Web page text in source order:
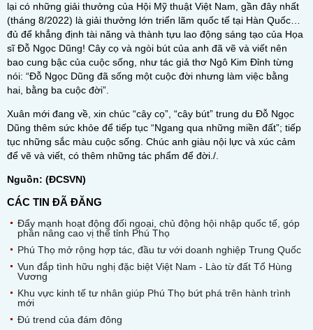
lại có những giải thưởng của Hội Mỹ thuật Việt Nam, gần đây nhất
(tháng 8/2022) là giải thưởng lớn triển lãm quốc tế tại Hàn Quốc…
đủ để khẳng định tài năng và thành tựu lao động sáng tạo của Họa
sĩ Đỗ Ngọc Dũng! Cây cọ và ngòi bút của anh đã vẽ và viết nên
bao cung bậc của cuộc sống, như tác giả thơ Ngô Kim Đỉnh từng
nói: “Đỗ Ngọc Dũng đã sống một cuộc đời nhưng làm việc bằng
hai, bằng ba cuộc đời”.
Xuân mới đang về, xin chúc “cây cọ”, “cây bút” trung du Đỗ Ngọc
Dũng thêm sức khỏe để tiếp tục “Ngang qua những miền đất”; tiếp
tục những sắc màu cuộc sống. Chúc anh giàu nội lực và xúc cảm
để vẽ và viết, có thêm những tác phẩm để đời./.
Nguồn: (ĐCSVN)
CÁC TIN ĐÃ ĐĂNG
Đẩy mạnh hoạt động đối ngoại, chủ động hội nhập quốc tế, góp
phần nâng cao vị thế tỉnh Phú Thọ
Phú Thọ mở rộng hợp tác, đầu tư với doanh nghiệp Trung Quốc
Vun đắp tình hữu nghị đặc biệt Việt Nam - Lào từ đất Tổ Hùng
Vương
Khu vực kinh tế tư nhân giúp Phú Thọ bứt phá trên hành trình
mới
Đú trend của đám đông